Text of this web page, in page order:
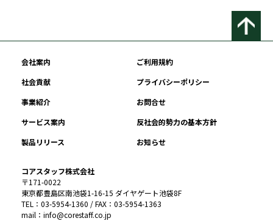
会社案内
ご利用規約
社会貢献
プライバシーポリシー
事業紹介
お問合せ
サービス案内
反社会的勢力の基本方針
製品リリース
お知らせ
コアスタッフ株式会社
〒171-0022
東京都豊島区南池袋1-16-15 ダイヤゲート池袋8F
TEL：03-5954-1360 / FAX：03-5954-1363
mail：info@corestaff.co.jp